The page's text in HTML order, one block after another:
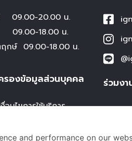
09.00-20.00 น.
18.00 น.
กษ์ 09.00-18.00 น.
รองข้อมูลส่วนบุคคล
อนไขการใช้บริการ
อมูลส่วนบุคคล
ร่วมงา
Hiring
and performance on our